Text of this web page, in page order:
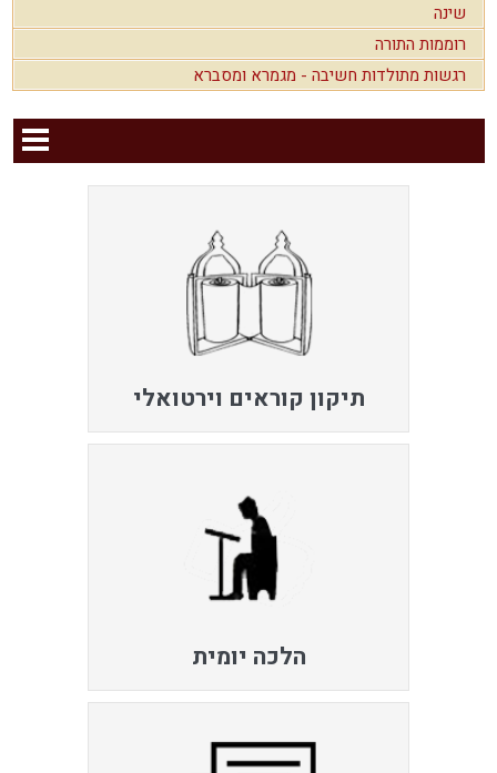
שינה
רוממות התורה
רגשות מתולדות חשיבה - מגמרא ומסברא
תיקון קוראים וירטואלי
הלכה יומית